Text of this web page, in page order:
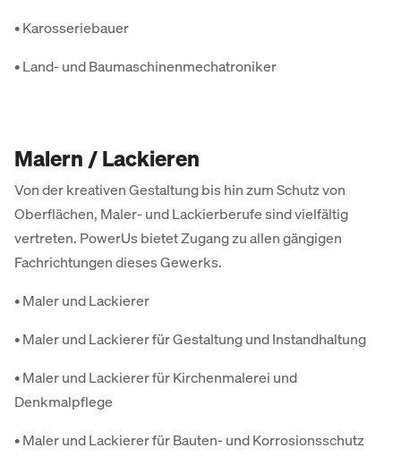
• Karosseriebauer
• Land- und Baumaschinenmechatroniker
Malern / Lackieren
Von der kreativen Gestaltung bis hin zum Schutz von
Oberflächen, Maler- und Lackierberufe sind vielfältig
vertreten. PowerUs bietet Zugang zu allen gängigen
Fachrichtungen dieses Gewerks.
• Maler und Lackierer
• Maler und Lackierer für Gestaltung und Instandhaltung
• Maler und Lackierer für Kirchenmalerei und
Denkmalpflege
• Maler und Lackierer für Bauten- und Korrosionsschutz